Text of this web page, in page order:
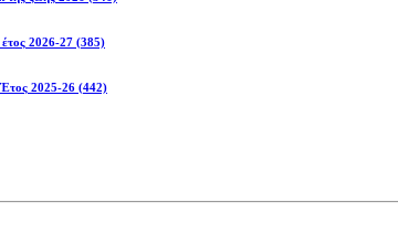
2026-27 (385)
2025-26 (442)